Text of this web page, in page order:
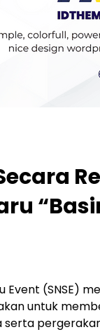
Event (SNSE)
untuk